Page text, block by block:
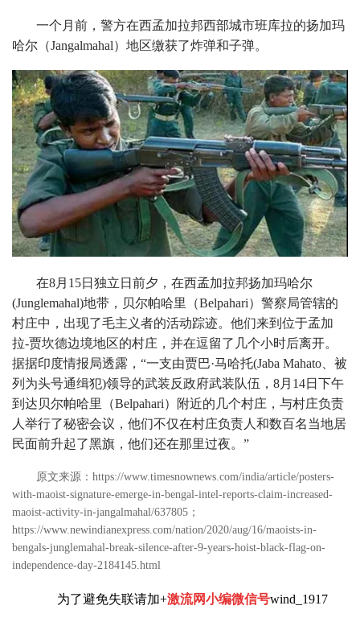
一个月前，警方在西孟加拉邦西部城市班库拉的扬加玛
哈尔（Jangalmahal）地区缴获了炸弹和子弹。
在8月15日独立日前夕，在西孟加拉邦扬加玛哈尔
(Junglemahal)地带，贝尔帕哈里（Belpahari）警察局管辖的
村庄中，出现了毛主义者的活动踪迹。他们来到位于孟加
拉-贾坎德边境地区的村庄，并在逗留了几个小时后离开。
据据印度情报局透露，“一支由贾巴·马哈托(Jaba Mahato、被
列为头号通缉犯)领导的武装反政府武装队伍，8月14日下午
到达贝尔帕哈里（Belpahari）附近的几个村庄，与村庄负责
人举行了秘密会议，他们不仅在村庄负责人和数百名当地居
民面前升起了黑旗，他们还在那里过夜。”
原文来源：https://www.timesnownews.com/india/article/posters-
with-maoist-signature-emerge-in-bengal-intel-reports-claim-increased-
maoist-activity-in-jangalmahal/637805；
https://www.newindianexpress.com/nation/2020/aug/16/maoists-in-
bengals-junglemahal-break-silence-after-9-years-hoist-black-flag-on-
independence-day-2184145.html
为了避免失联请加+激流网小编微信号wind_1917